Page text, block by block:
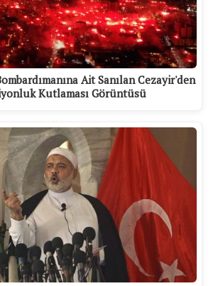
Ait Sanılan Cezayir'den
Kutlaması Görüntüsü